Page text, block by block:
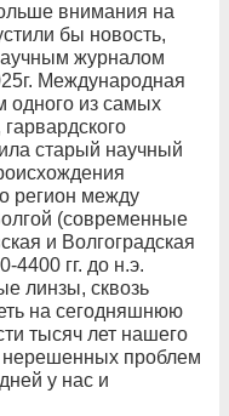
внимания на
бы новость,
журналом
Международная
одного из самых
старый научный
регион между
(современные
и Волгоградская
4400 гг. до н.э.
линзы, сквозь
на сегодняшнюю
тысяч лет нашего
нерешенных проблем
у нас и